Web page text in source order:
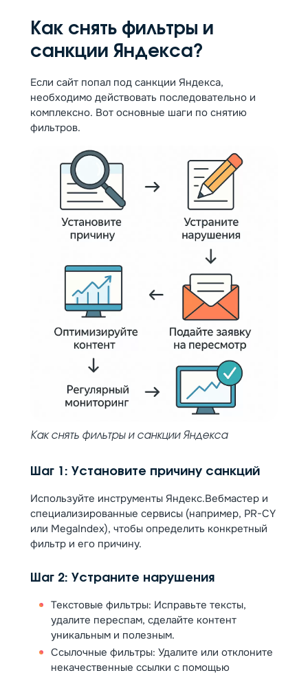
Как снять фильтры и
санкции Яндекса?
Если сайт попал под санкции Яндекса,
необходимо действовать последовательно и
комплексно. Вот основные шаги по снятию
фильтров.
Как снять фильтры и санкции Яндекса
Шаг 1: Установите причину санкций
Используйте инструменты Яндекс.Вебмастер и
специализированные сервисы (например, PR-CY
или MegaIndex), чтобы определить конкретный
фильтр и его причину.
Шаг 2: Устраните нарушения
Текстовые фильтры: Исправьте тексты,
удалите переспам, сделайте контент
уникальным и полезным.
Ссылочные фильтры: Удалите или отклоните
некачественные ссылки с помощью